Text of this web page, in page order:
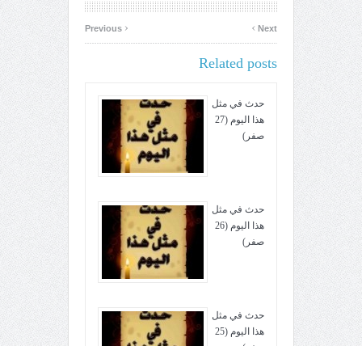
‹ Next
›
Related posts
حدث في مثل
هذا اليوم (27
صفر)
حدث في مثل
هذا اليوم (26
صفر)
حدث في مثل
هذا اليوم (25